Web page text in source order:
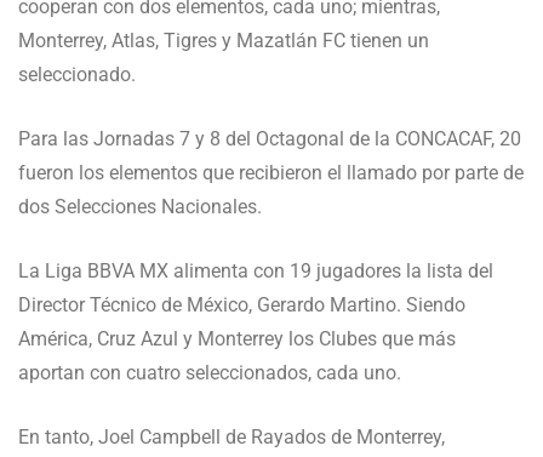
cooperan con dos elementos, cada uno; mientras,
Monterrey, Atlas, Tigres y Mazatlán FC tienen un
seleccionado.
Para las Jornadas 7 y 8 del Octagonal de la CONCACAF, 20
fueron los elementos que recibieron el llamado por parte de
dos Selecciones Nacionales.
La Liga BBVA MX alimenta con 19 jugadores la lista del
Director Técnico de México, Gerardo Martino. Siendo
América, Cruz Azul y Monterrey los Clubes que más
aportan con cuatro seleccionados, cada uno.
En tanto, Joel Campbell de Rayados de Monterrey,